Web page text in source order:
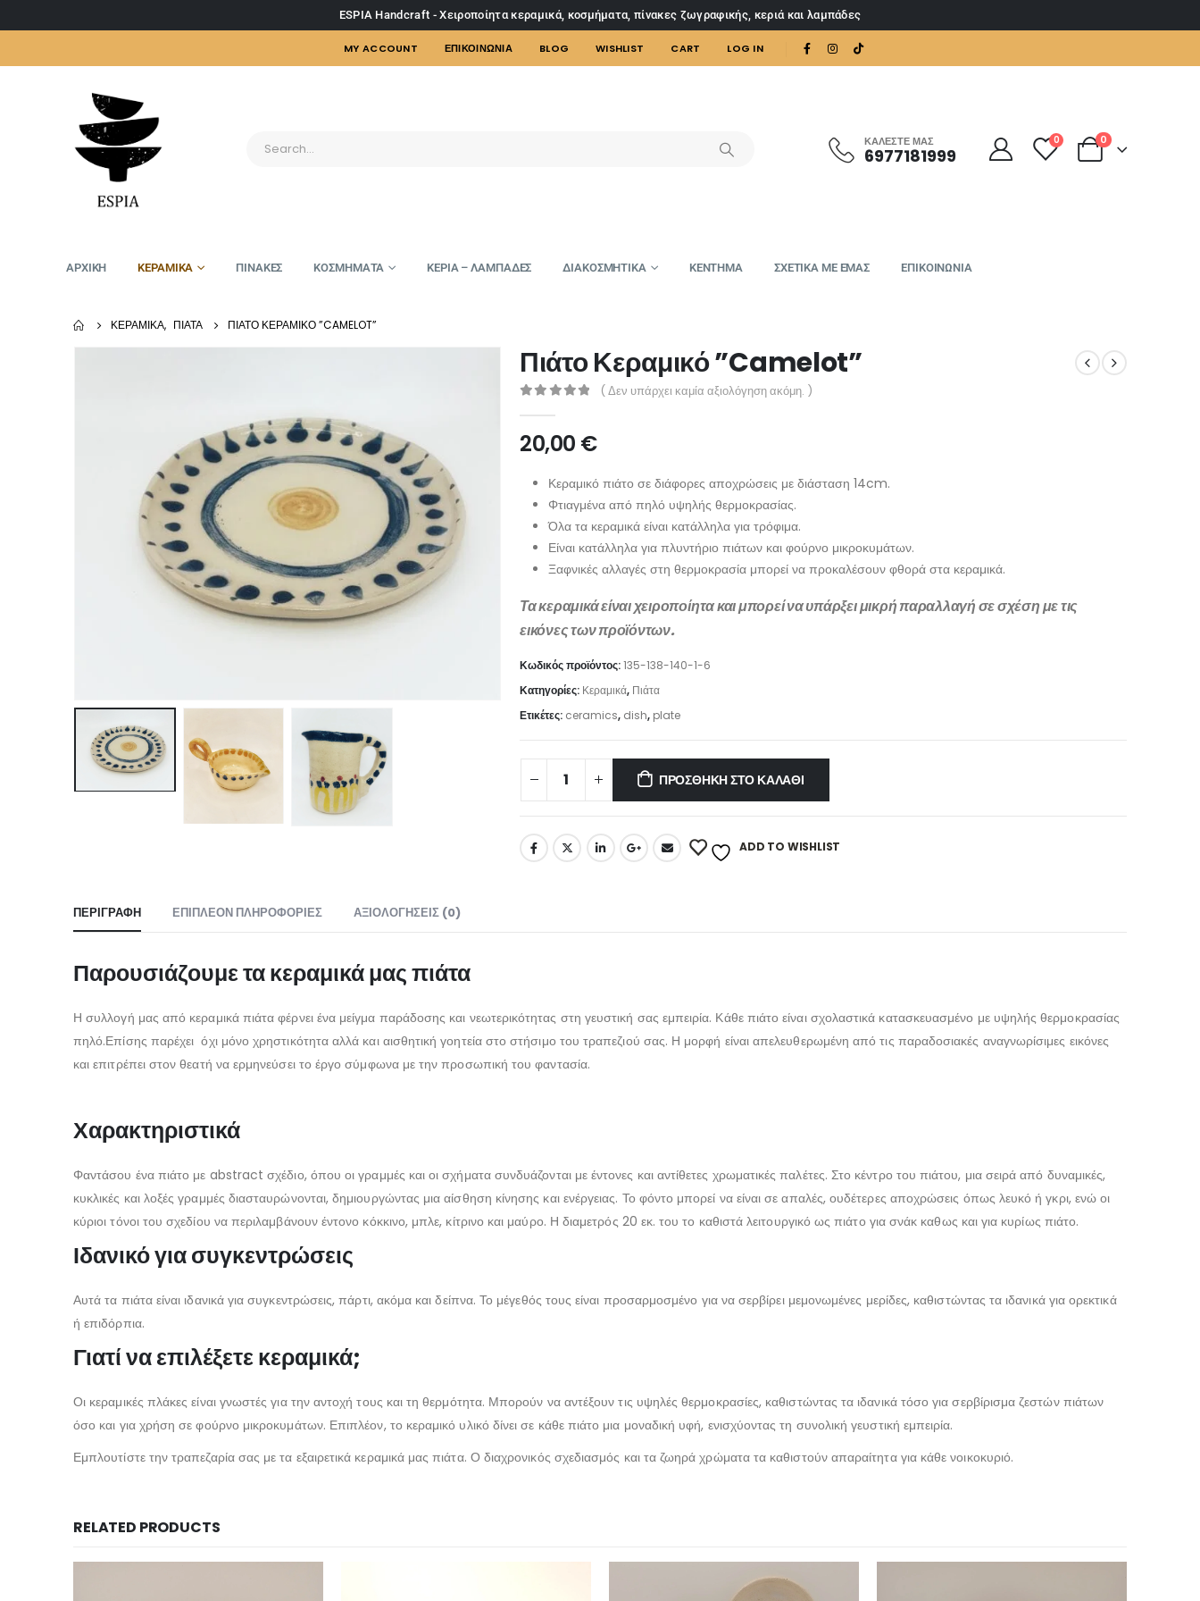
ESPIA Handcraft - Χειροποίητα κεραμικά, κοσμήματα, πίνακες ζωγραφικής, κεριά και λαμπάδες
MY ACCOUNT ΕΠΙΚΟΙΝΩΝΙΑ BLOG WISHLIST CART LOG IN
ΚΑΛΈΣΤΕ ΜΑΣ
6977181999
0 0
ΑΡΧΙΚΗ ΚΕΡΑΜΙΚΑ ΠΙΝΑΚΕΣ ΚΟΣΜΗΜΑΤΑ ΚΕΡΙΑ – ΛΑΜΠΑΔΕΣ ΔΙΑΚΟΣΜΗΤΙΚΑ ΚΕΝΤΗΜΑ ΣΧΕΤΙΚΑ ΜΕ ΕΜΑΣ ΕΠΙΚΟΙΝΩΝΙΑ
ΚΕΡΑΜΙΚΆ, ΠΙΆΤΑ ΠΙΆΤΟ ΚΕΡΑΜΙΚΌ ”CAMELOT”
Πιάτο Κεραμικό ”Camelot”
( Δεν υπάρχει καμία αξιολόγηση ακόμη. )
20,00 €
Κεραμικό πιάτο σε διάφορες αποχρώσεις με διάσταση 14cm.
Φτιαγμένα από πηλό υψηλής θερμοκρασίας.
Όλα τα κεραμικά είναι κατάλληλα για τρόφιμα.
Είναι κατάλληλα για πλυντήριο πιάτων και φούρνο μικροκυμάτων.
Ξαφνικές αλλαγές στη θερμοκρασία μπορεί να προκαλέσουν φθορά στα κεραμικά.
Τα κεραμικά είναι χειροποίητα και μπορεί να υπάρξει μικρή παραλλαγή σε σχέση με τις
εικόνες των προϊόντων.
Κωδικός προϊόντος:135-138-140-1-6
Κατηγορίες: Κεραμικά, Πιάτα
Ετικέτες: ceramics, dish, plate
ΠΡΟΣΘΉΚΗ ΣΤΟ ΚΑΛΆΘΙ
ADD TO WISHLIST
ΠΕΡΙΓΡΑΦΉ ΕΠΙΠΛΈΟΝ ΠΛΗΡΟΦΟΡΊΕΣ ΑΞΙΟΛΟΓΉΣΕΙΣ (0)
Παρουσιάζουμε τα κεραμικά μας πιάτα
Η συλλογή μας από κεραμικά πιάτα φέρνει ένα μείγμα παράδοσης και νεωτερικότητας στη γευστική σας εμπειρία. Κάθε πιάτο είναι σχολαστικά κατασκευασμένο με υψηλής θερμοκρασίας
πηλό.Επίσης παρέχει όχι μόνο χρηστικότητα αλλά και αισθητική γοητεία στο στήσιμο του τραπεζιού σας. Η μορφή είναι απελευθερωμένη από τις παραδοσιακές αναγνωρίσιμες εικόνες
και επιτρέπει στον θεατή να ερμηνεύσει το έργο σύμφωνα με την προσωπική του φαντασία.
Χαρακτηριστικά
Φαντάσου ένα πιάτο με abstract σχέδιο, όπου οι γραμμές και οι σχήματα συνδυάζονται με έντονες και αντίθετες χρωματικές παλέτες. Στο κέντρο του πιάτου, μια σειρά από δυναμικές,
κυκλικές και λοξές γραμμές διασταυρώνονται, δημιουργώντας μια αίσθηση κίνησης και ενέργειας. Το φόντο μπορεί να είναι σε απαλές, ουδέτερες αποχρώσεις όπως λευκό ή γκρι, ενώ οι
κύριοι τόνοι του σχεδίου να περιλαμβάνουν έντονο κόκκινο, μπλε, κίτρινο και μαύρο. Η διαμετρός 20 εκ. του το καθιστά λειτουργικό ως πιάτο για σνάκ καθως και για κυρίως πιάτο.
Ιδανικό για συγκεντρώσεις
Αυτά τα πιάτα είναι ιδανικά για συγκεντρώσεις, πάρτι, ακόμα και δείπνα. Το μέγεθός τους είναι προσαρμοσμένο για να σερβίρει μεμονωμένες μερίδες, καθιστώντας τα ιδανικά για ορεκτικά
ή επιδόρπια.
Γιατί να επιλέξετε κεραμικά;
Οι κεραμικές πλάκες είναι γνωστές για την αντοχή τους και τη θερμότητα. Μπορούν να αντέξουν τις υψηλές θερμοκρασίες, καθιστώντας τα ιδανικά τόσο για σερβίρισμα ζεστών πιάτων
όσο και για χρήση σε φούρνο μικροκυμάτων. Επιπλέον, το κεραμικό υλικό δίνει σε κάθε πιάτο μια μοναδική υφή, ενισχύοντας τη συνολική γευστική εμπειρία.
Εμπλουτίστε την τραπεζαρία σας με τα εξαιρετικά κεραμικά μας πιάτα. Ο διαχρονικός σχεδιασμός και τα ζωηρά χρώματα τα καθιστούν απαραίτητα για κάθε νοικοκυριό.
RELATED PRODUCTS